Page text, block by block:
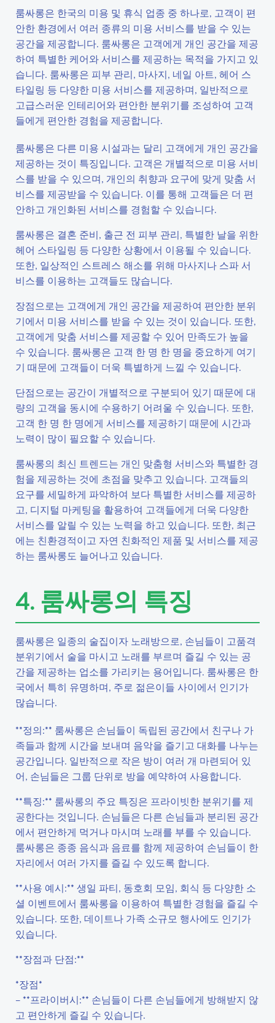
룸싸롱은 한국의 미용 및 휴식 업종 중 하나로, 고객이 편
안한 환경에서 여러 종류의 미용 서비스를 받을 수 있는
공간을 제공합니다. 룸싸롱은 고객에게 개인 공간을 제공
하여 특별한 케어와 서비스를 제공하는 목적을 가지고 있
습니다. 룸싸롱은 피부 관리, 마사지, 네일 아트, 헤어 스
타일링 등 다양한 미용 서비스를 제공하며, 일반적으로
고급스러운 인테리어와 편안한 분위기를 조성하여 고객
들에게 편안한 경험을 제공합니다.
룸싸롱은 다른 미용 시설과는 달리 고객에게 개인 공간을
제공하는 것이 특징입니다. 고객은 개별적으로 미용 서비
스를 받을 수 있으며, 개인의 취향과 요구에 맞게 맞춤 서
비스를 제공받을 수 있습니다. 이를 통해 고객들은 더 편
안하고 개인화된 서비스를 경험할 수 있습니다.
룸싸롱은 결혼 준비, 출근 전 피부 관리, 특별한 날을 위한
헤어 스타일링 등 다양한 상황에서 이용될 수 있습니다.
또한, 일상적인 스트레스 해소를 위해 마사지나 스파 서
비스를 이용하는 고객들도 많습니다.
장점으로는 고객에게 개인 공간을 제공하여 편안한 분위
기에서 미용 서비스를 받을 수 있는 것이 있습니다. 또한,
고객에게 맞춤 서비스를 제공할 수 있어 만족도가 높을
수 있습니다. 룸싸롱은 고객 한 명 한 명을 중요하게 여기
기 때문에 고객들이 더욱 특별하게 느낄 수 있습니다.
단점으로는 공간이 개별적으로 구분되어 있기 때문에 대
량의 고객을 동시에 수용하기 어려울 수 있습니다. 또한,
고객 한 명 한 명에게 서비스를 제공하기 때문에 시간과
노력이 많이 필요할 수 있습니다.
룸싸롱의 최신 트렌드는 개인 맞춤형 서비스와 특별한 경
험을 제공하는 것에 초점을 맞추고 있습니다. 고객들의
요구를 세밀하게 파악하여 보다 특별한 서비스를 제공하
고, 디지털 마케팅을 활용하여 고객들에게 더욱 다양한
서비스를 알릴 수 있는 노력을 하고 있습니다. 또한, 최근
에는 친환경적이고 자연 친화적인 제품 및 서비스를 제공
하는 룸싸롱도 늘어나고 있습니다.
4. 룸싸롱의 특징
룸싸롱은 일종의 술집이자 노래방으로, 손님들이 고품격
분위기에서 술을 마시고 노래를 부르며 즐길 수 있는 공
간을 제공하는 업소를 가리키는 용어입니다. 룸싸롱은 한
국에서 특히 유명하며, 주로 젊은이들 사이에서 인기가
많습니다.
**정의:** 룸싸롱은 손님들이 독립된 공간에서 친구나 가
족들과 함께 시간을 보내며 음악을 즐기고 대화를 나누는
공간입니다. 일반적으로 작은 방이 여러 개 마련되어 있
어, 손님들은 그룹 단위로 방을 예약하여 사용합니다.
**특징:** 룸싸롱의 주요 특징은 프라이빗한 분위기를 제
공한다는 것입니다. 손님들은 다른 손님들과 분리된 공간
에서 편안하게 먹거나 마시며 노래를 부를 수 있습니다.
룸싸롱은 종종 음식과 음료를 함께 제공하여 손님들이 한
자리에서 여러 가지를 즐길 수 있도록 합니다.
**사용 예시:** 생일 파티, 동호회 모임, 회식 등 다양한 소
셜 이벤트에서 룸싸롱을 이용하여 특별한 경험을 즐길 수
있습니다. 또한, 데이트나 가족 소규모 행사에도 인기가
있습니다.
**장점과 단점:**
*장점*
– **프라이버시:** 손님들이 다른 손님들에게 방해받지 않
고 편안하게 즐길 수 있습니다.